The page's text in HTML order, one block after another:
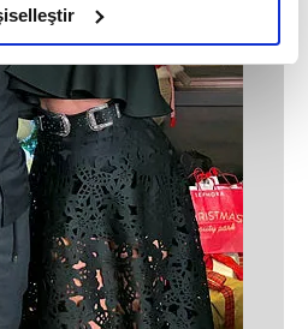
sunabilmek adına
ve bu noktada,
karşılamak noktasında tek gelir
hatırlatmak isteriz.
bu çerezlere izin vermedikleri
reklamlar
sunabilmek için İnternet
kişilere ait çerezler